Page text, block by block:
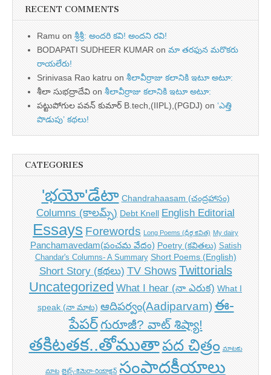
RECENT COMMENTS
Ramu on శ్రీశ్రీ: అందరి కవి! అందని రవి!
BODAPATI SUDHEER KUMAR on మా తరఫున మరొకరు
రాయలేరు!
Srinivasa Rao katru on శీలావీర్రాజు కలానికి ఇటూ అటూ:
శీలా సుభద్రాదేవి on శీలావీర్రాజు కలానికి ఇటూ అటూ:
పట్టుపోగుల పవన్ కుమార్ B.tech,(IIPL),(PGDJ) on ‘ఎత్తి
పొడుపు’ కథలు!
CATEGORIES
'భయో'డేటా Chandrahaasam (చంద్రహాసం)
Columns (కాలమ్స్) Debt Knell English Editorial
Essays Forewords Long Poems (ధీర్గ కవిత) My dairy
Panchamavedam(పంచమ వేదం) Poetry (కవితలు) Satish
Chandar's Columns- A Summary Short Poems (English)
Short Story (కథలు) TV Shows Twittorials
Uncategorized What I hear (నా ఎరుక) What I
speak (నా మాట) ఆదిపర్వం(Aadiparvam) ఈ-
పేపర్గురూజీ? వాట్ శిష్యా!
తకిటతక..తోముతాపద చిత్రం మాటకు
మాట లైట్స్-కెమెరా-రియాక్షన్ సంపాదకీయాలు